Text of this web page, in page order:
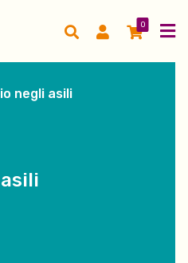
0
negli asili